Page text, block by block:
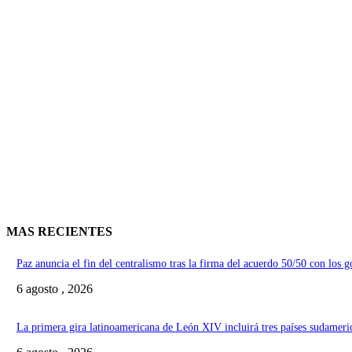
MAS RECIENTES
Paz anuncia el fin del centralismo tras la firma del acuerdo 50/50 con los
6 agosto , 2026
La primera gira latinoamericana de León XIV incluirá tres países